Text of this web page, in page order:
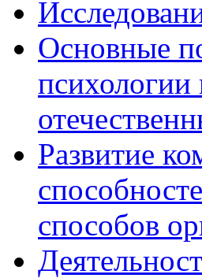
Основные
психологии
Развитие
способов